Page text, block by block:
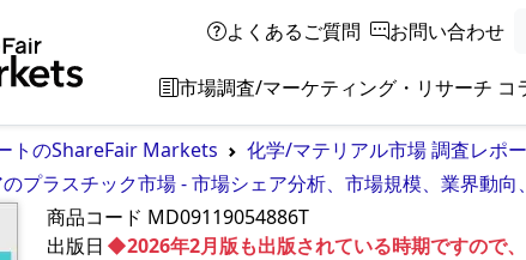
よくあるご質問 お問い合わせ
市場調査/マーケティング・リサーチ コ
トのShareFair Markets 化学/マテリアル市場 調査レポ
プラスチック市場 - 市場シェア分析、市場規模、業界動
商品コード MD09119054886T
◆2026年2月版も出版されている時期ですので
出版日